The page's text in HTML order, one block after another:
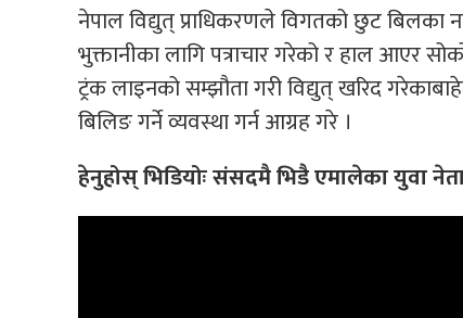
नेपाल विद्युत् प्राधिकरणले विगतको छुट बिलका
भुक्तानीका लागि पत्राचार गरेको र हाल आएर
ट्रंक लाइनको सम्झौता गरी विद्युत् खरिद
बिलिङ गर्ने व्यवस्था गर्न आग्रह गरे ।
हेनुहोस् भिडियोः संसदमै भिडै एमालेका युवा